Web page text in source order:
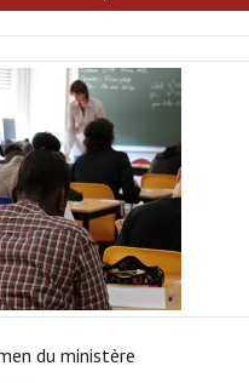
du ministère